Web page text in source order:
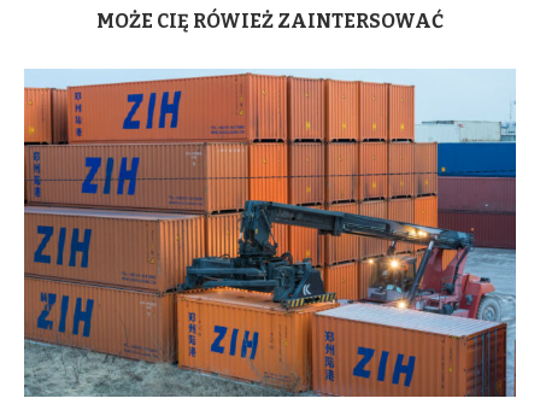
MOŻE CIĘ RÓWIEŻ ZAINTERSOWAĆ